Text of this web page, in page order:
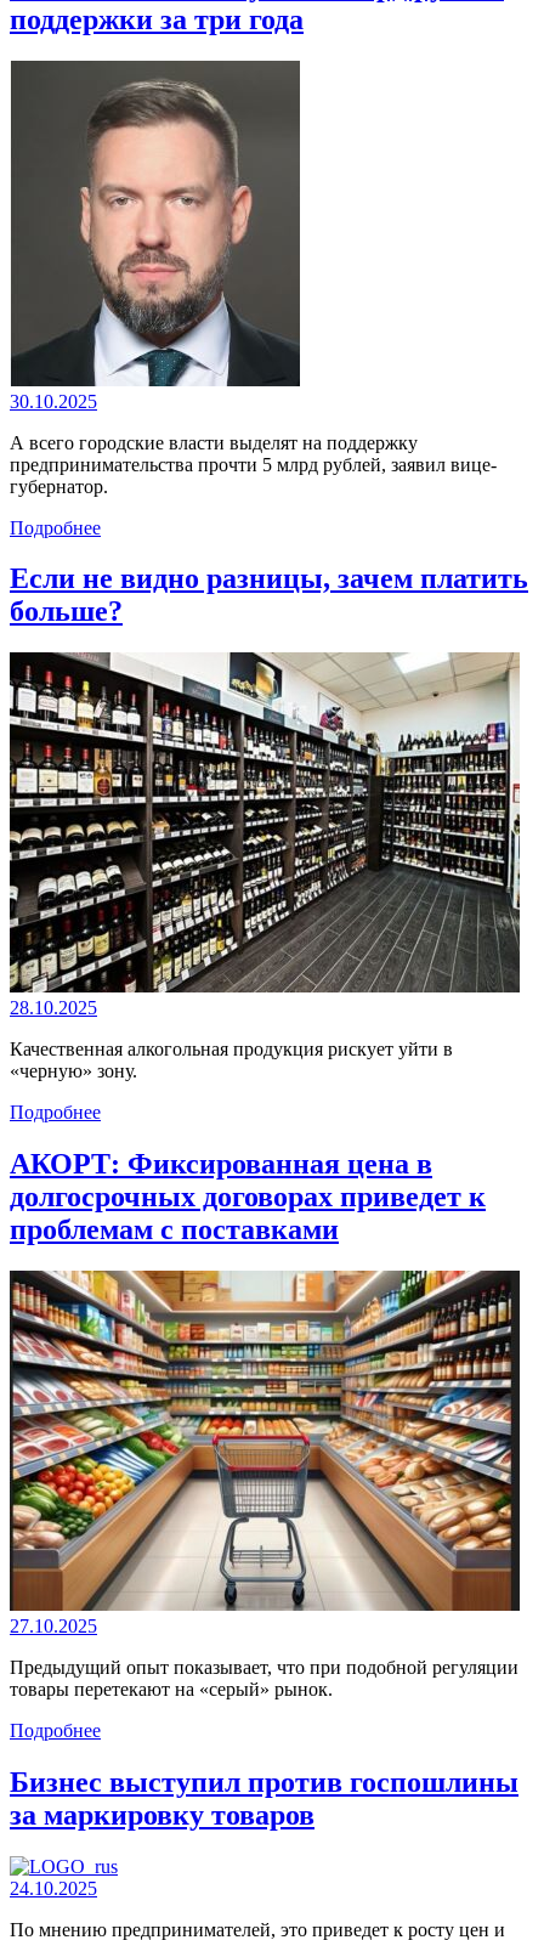
поддержки за три года
30.10.2025
А всего городские власти выделят на поддержку
предпринимательства прочти 5 млрд рублей, заявил вице-
губернатор.
Подробнее
Если не видно разницы, зачем платить
больше?
28.10.2025
Качественная алкогольная продукция рискует уйти в
«черную» зону.
Подробнее
АКОРТ: Фиксированная цена в
долгосрочных договорах приведет к
проблемам с поставками
27.10.2025
Предыдущий опыт показывает, что при подобной регуляции
товары перетекают на «серый» рынок.
Подробнее
Бизнес выступил против госпошлины
за маркировку товаров
24.10.2025
По мнению предпринимателей, это приведет к росту цен и